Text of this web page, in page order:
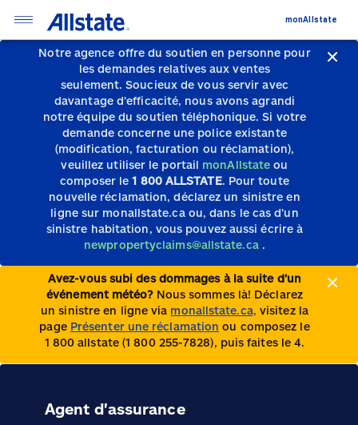
Notre agence offre du soutien en personne pour
les demandes relatives aux ventes
seulement.Soucieux de vous servir avec
davantage d’efficacité, nous avons agrandi
notre équipe du soutien téléphonique.Si votre
demande concerne une police existante
(modification, facturation ou réclamation),
veuillez utiliser le portail monAllstate ou
composer le1 800 ALLSTATE. Pour toute
nouvelle réclamation, déclarez un sinistre en
ligne sur monallstate.ca ou, dans le cas d’un
sinistre habitation, vous pouvez aussi écrire à
newpropertyclaims@allstate.ca .
Avez-vous subi des dommages à la suite d’un
événement météo? Nous sommes là! Déclarez
un sinistre en ligne via monallstate.ca, visitez la
page Présenter une réclamation ou composez le
1 800 allstate (1 800 255-7828), puis faites le 4.
monAllstate
Agent d'assurance